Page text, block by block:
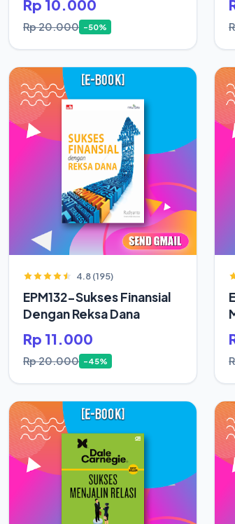
Rp 10.000
Rp 20.000 -50%
4.8 (195)
EPM132-Sukses Finansial
Dengan Reksa Dana
Rp 11.000
Rp 20.000 -45%